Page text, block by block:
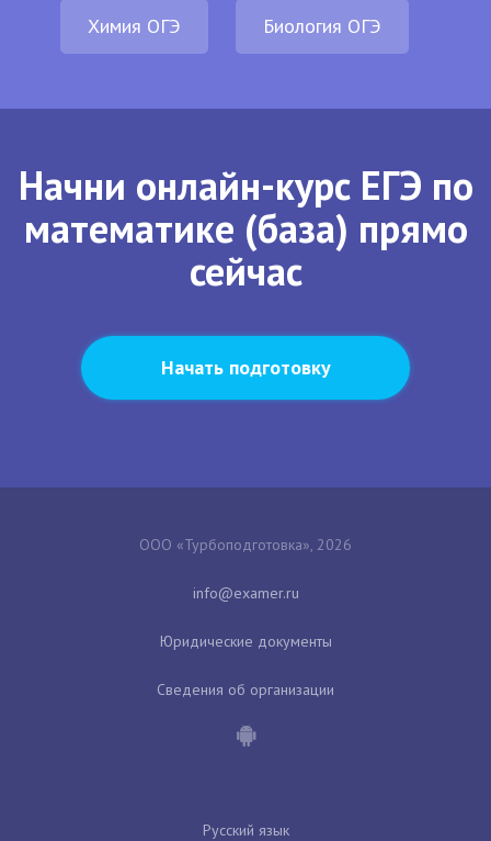
Химия ОГЭ Биология ОГЭ
Начни онлайн-курс ЕГЭ по
математике (база) прямо
сейчас
Начать подготовку
ООО «Турбоподготовка», 2026
Юридические документы
Сведения об организации
Русский язык